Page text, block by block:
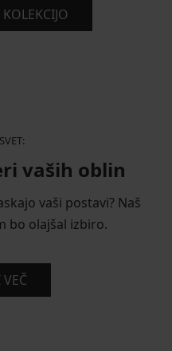
vaših oblin
vaši postavi? Naš
bo olajšal izbiro.